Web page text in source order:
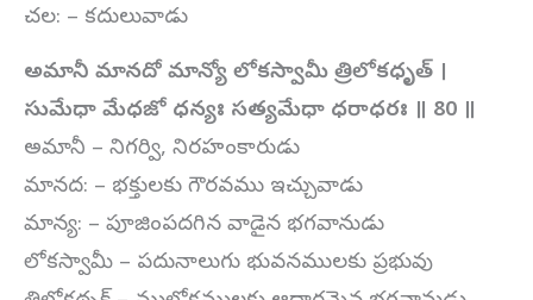
చల: – కదులువాడు
అమానీ మానదో మాన్యో లోకస్వామీ త్రిలోకధృత్ ।
సుమేధా మేధజో ధన్యః సత్యమేధా ధరాధరః ॥ 80 ॥
అమానీ – నిగర్వి, నిరహంకారుడు
మానద: – భక్తులకు గౌరవము ఇచ్చువాడు
మాన్య: – పూజింపదగిన వాడైన భగవానుడు
లోకస్వామీ – పదునాలుగు భువనములకు ప్రభువు